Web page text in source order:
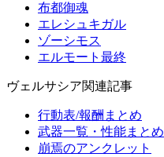
布都御魂
エレシュキガル
ゾーシモス
エルモート最終
ヴェルサシア関連記事
行動表/報酬まとめ
武器一覧・性能まとめ
崩焉のアンクレット